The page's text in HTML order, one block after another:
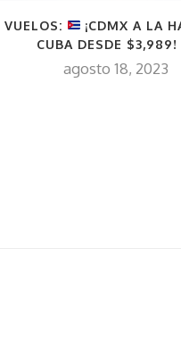
VUELOS:
¡CDMX A LA
CUBA DESDE $3,989!
agosto 18, 2023